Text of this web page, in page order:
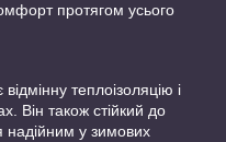
протягом усього
теплоізоляцію і
Він також стійкий до
надійним у зимових